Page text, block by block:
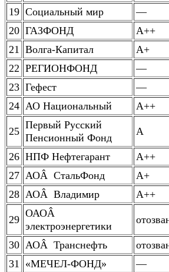
19 Социальный мир —
20 ГАЗФОНД А++
21 Волга-Капитал А+
22 РЕГИОНФОНД —
23 Гефест —
24 АО Национальный А++
25
Первый Русский
Пенсионный Фонд
А
26 НПФ Нефтегарант А++
27 АОÂ СтальФонд А+
28 АОÂ Владимир А++
29
ОАОÂ
электроэнергетики
30 АОÂ Транснефть
31 «МЕЧЕЛ-ФОНД» —